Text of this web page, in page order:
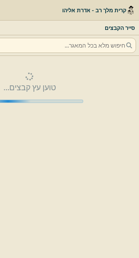
קרית מלך רב - אדרת אליהו
סייר הקבצים
טוען עץ קבצים...